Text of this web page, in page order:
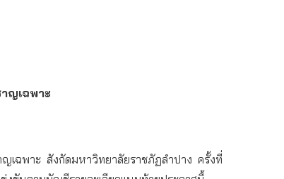
ญเฉพาะ
ฉพาะ สังกัดมหาวิทยาลัยราชภัฏลำปาง ครั้งที่